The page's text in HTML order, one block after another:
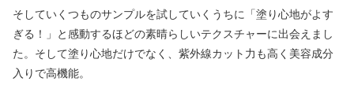
そしていくつものサンプルを試していくうちに「塗り心地がよす
ぎる！」と感動するほどの素晴らしいテクスチャーに出会えまし
た。そして塗り心地だけでなく、紫外線カット力も高く美容成分
入りで高機能。